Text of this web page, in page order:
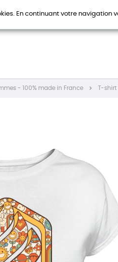
HOMMES
- 100% made in France T-shirt
En continuant votre navigation